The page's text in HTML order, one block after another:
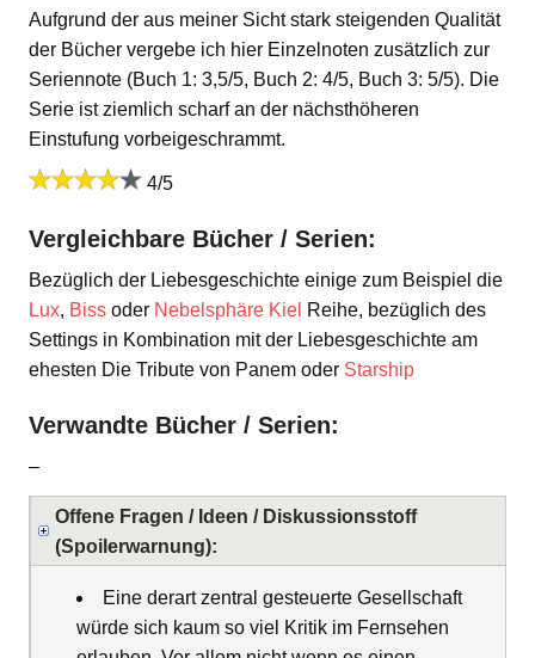
Aufgrund der aus meiner Sicht stark steigenden Qualität
der Bücher vergebe ich hier Einzelnoten zusätzlich zur
Seriennote (Buch 1: 3,5/5, Buch 2: 4/5, Buch 3: 5/5). Die
Serie ist ziemlich scharf an der nächsthöheren
Einstufung vorbeigeschrammt.
4/5
Vergleichbare Bücher / Serien:
Bezüglich der Liebesgeschichte einige zum Beispiel die
Lux, Biss oder Nebelsphäre Kiel Reihe, bezüglich des
Settings in Kombination mit der Liebesgeschichte am
ehesten Die Tribute von Panem oder Starship
Verwandte Bücher / Serien:
–
Offene Fragen / Ideen / Diskussionsstoff
(Spoilerwarnung):
Eine derart zentral gesteuerte Gesellschaft
würde sich kaum so viel Kritik im Fernsehen